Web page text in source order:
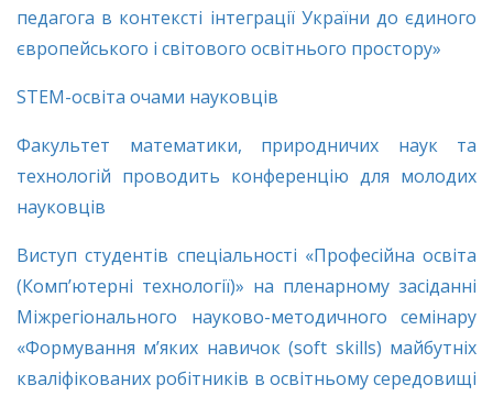
педагога в контексті інтеграції України до єдиного
європейського і світового освітнього простору»
STEM-освіта очами науковців
Факультет математики, природничих наук та
технологій проводить конференцію для молодих
науковців
Виступ студентів спеціальності «Професійна освіта
(Комп’ютерні технології)» на пленарному засіданні
Міжрегіонального науково-методичного семінару
«Формування м’яких навичок (soft skills) майбутніх
кваліфікованих робітників в освітньому середовищі